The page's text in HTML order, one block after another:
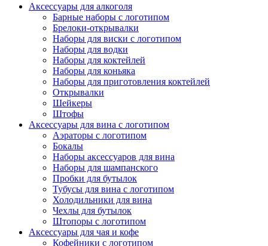
Аксессуары для алкоголя
Барные наборы с логотипом
Брелоки-открывалки
Наборы для виски с логотипом
Наборы для водки
Наборы для коктейлей
Наборы для коньяка
Наборы для приготовления коктейлей
Открывалки
Шейкеры
Штофы
Аксессуары для вина с логотипом
Аэраторы с логотипом
Бокалы
Наборы аксессуаров для вина
Наборы для шампанского
Пробки для бутылок
Тубусы для вина с логотипом
Холодильники для вина
Чехлы для бутылок
Штопоры с логотипом
Аксессуары для чая и кофе
Кофейники с логотипом